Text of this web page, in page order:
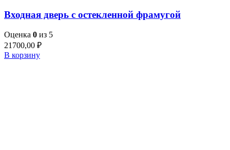
Входная дверь с остекленной фрамугой
Оценка 0 из 5
21700,00 ₽
В корзину